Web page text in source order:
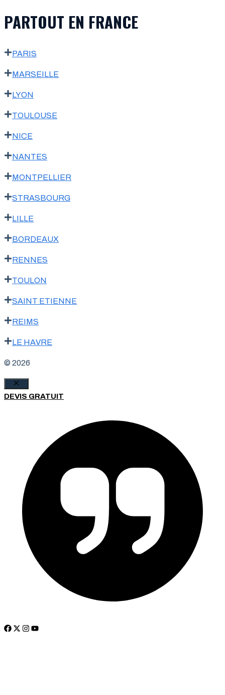
PARTOUT EN FRANCE
PARIS
MARSEILLE
LYON
TOULOUSE
NICE
NANTES
MONTPELLIER
STRASBOURG
LILLE
BORDEAUX
RENNES
TOULON
SAINT ETIENNE
REIMS
LE HAVRE
© 2026
Fermer
DEVIS GRATUIT